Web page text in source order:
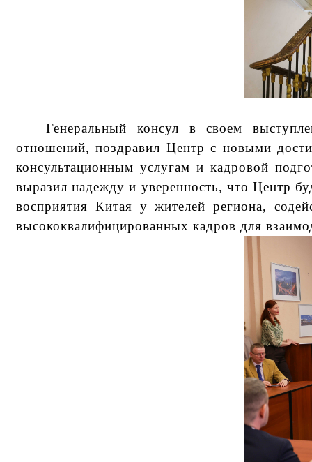
Генеральный консул в своем
отношений, поздравил Центр с новыми
консультационным услугам и кадровой
выразил надежду и уверенность, что Центр
восприятия Китая у жителей региона,
высококвалифицированных кадров для